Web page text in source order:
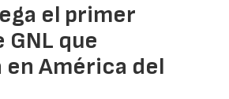
el primer
que
en América del